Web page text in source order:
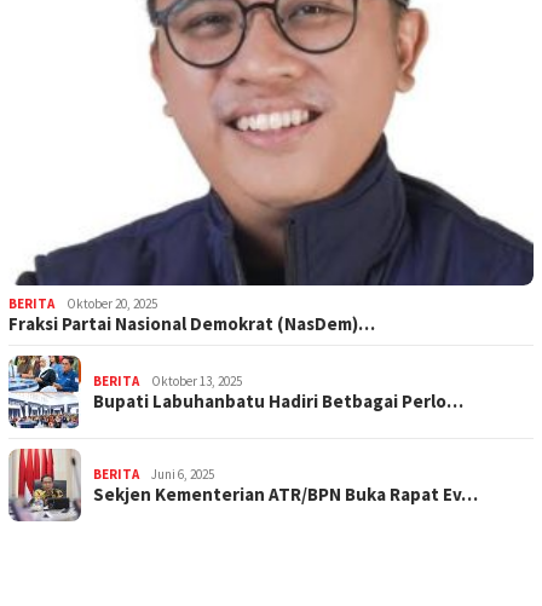
BERITA Oktober 20, 2025
Fraksi Partai Nasional Demokrat (NasDem)…
BERITA Oktober 13, 2025
Bupati Labuhanbatu Hadiri Betbagai Perlo…
BERITA Juni 6, 2025
Sekjen Kementerian ATR/BPN Buka Rapat Ev…